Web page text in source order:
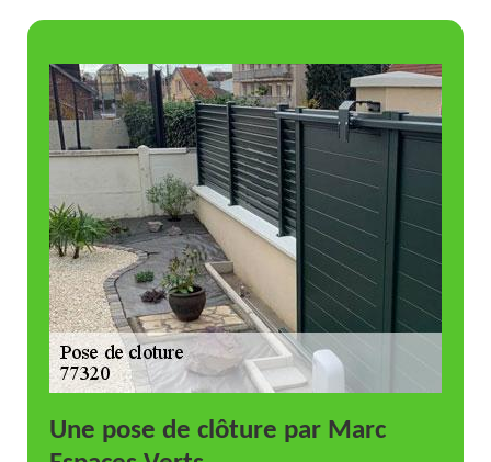
Une pose de clôture par Marc